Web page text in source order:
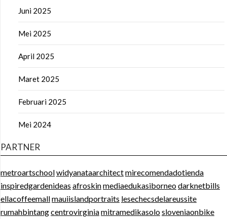
Juni 2025
Mei 2025
April 2025
Maret 2025
Februari 2025
Mei 2024
PARTNER
metroartschoolwidyanataarchitectmirecomendadotienda
inspiredgardenideas afroskinmediaedukasiborneodarknetbills
ellacoffeemallmauiislandportraits lesechecsdelareussite
rumahbintangcentrovirginiamitramedikasolosloveniaonbike